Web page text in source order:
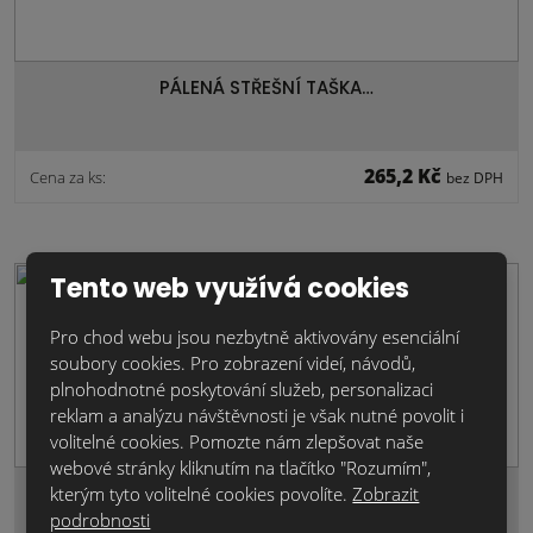
PÁLENÁ STŘEŠNÍ TAŠKA…
Cena za ks: 265,2 Kč bez DPH
PÁLENÁ STŘEŠNÍ TAŠKA Bergamo.červená.taška…
novinka
Tento web využívá cookies
Pro chod webu jsou nezbytně aktivovány esenciální
soubory cookies. Pro zobrazení videí, návodů,
plnohodnotné poskytování služeb, personalizaci
reklam a analýzu návštěvnosti je však nutné povolit i
volitelné cookies. Pomozte nám zlepšovat naše
webové stránky kliknutím na tlačítko "Rozumím",
kterým tyto volitelné cookies povolíte.Zobrazit
podrobnosti